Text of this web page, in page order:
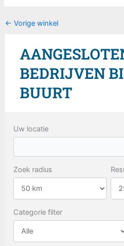
← Vorige winkel
BEDRIJVEN
BUURT
Uw locatie
Zoek radius
Categorie filter